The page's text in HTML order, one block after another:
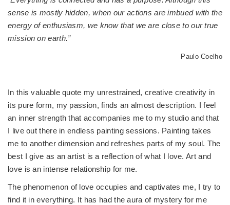
sense is mostly hidden, when our actions are imbued with the
energy of enthusiasm, we know that we are close to our true
mission on earth.”
Paulo Coelho
In this valuable quote my unrestrained, creative creativity in
its pure form, my passion, finds an almost description. I feel
an inner strength that accompanies me to my studio and that
I live out there in endless painting sessions. Painting takes
me to another dimension and refreshes parts of my soul. The
best I give as an artist is a reflection of what I love. Art and
love is an intense relationship for me.
The phenomenon of love occupies and captivates me, I try to
find it in everything. It has had the aura of mystery for me